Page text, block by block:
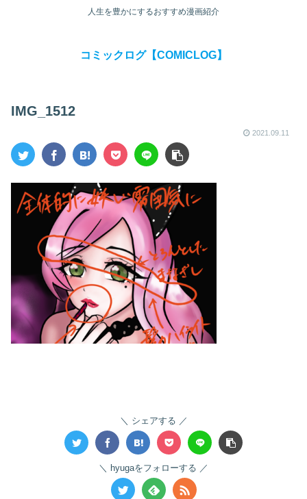
人生を豊かにするおすすめ漫画紹介
コミックログ【COMICLOG】
IMG_1512
2021.09.11
シェアする
hyugaをフォローする